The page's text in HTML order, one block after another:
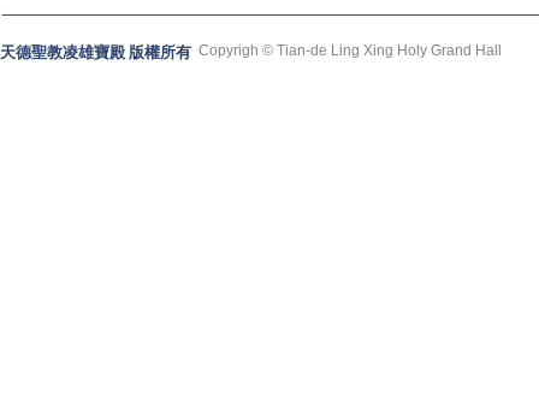
天德聖教凌雄寶殿 版權所有 Copyrigh © Tian-de Ling Xing Holy Grand Hall